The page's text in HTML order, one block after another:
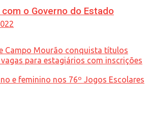
o Governo do Estado